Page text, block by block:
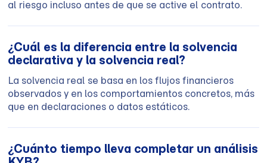
al riesgo incluso antes de que se active el contrato.
¿Cuál es la diferencia entre la solvencia
declarativa y la solvencia real?
La solvencia real se basa en los flujos financieros
observados y en los comportamientos concretos, más
que en declaraciones o datos estáticos.
¿Cuánto tiempo lleva completar un análisis